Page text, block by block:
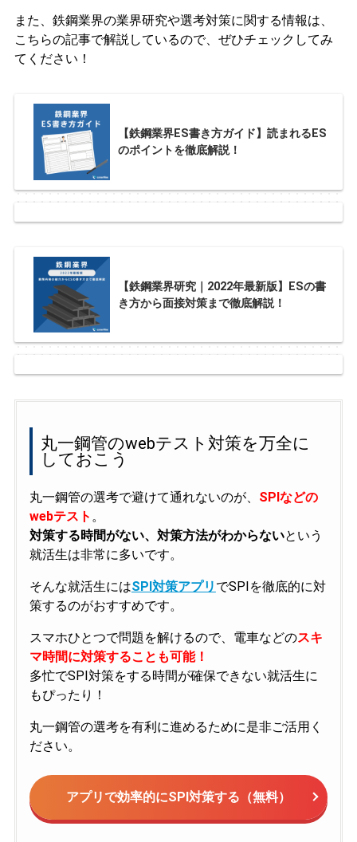
また、鉄鋼業界の業界研究や選考対策に関する情報は、
こちらの記事で解説しているので、ぜひチェックしてみ
てください！
【鉄鋼業界ES書き方ガイド】読まれるES
のポイントを徹底解説！
【鉄鋼業界研究｜2022年最新版】ESの書
き方から面接対策まで徹底解説！
丸一鋼管のwebテスト対策を万全に
しておこう
丸一鋼管の選考で避けて通れないのが、 SPIなどの
webテスト 。
対策する時間がない、対策方法がわからないという
就活生は非常に多いです。
そんな就活生にはSPI対策アプリ でSPIを徹底的に対
策するのがおすすめです。
スマホひとつで問題を解けるので、電車などのスキ
マ時間に対策することも可能！
多忙でSPI対策をする時間が確保できない就活生に
もぴったり！
丸一鋼管の選考を有利に進めるために是非ご活用く
ださい。
アプリで効率的にSPI対策する（無料）